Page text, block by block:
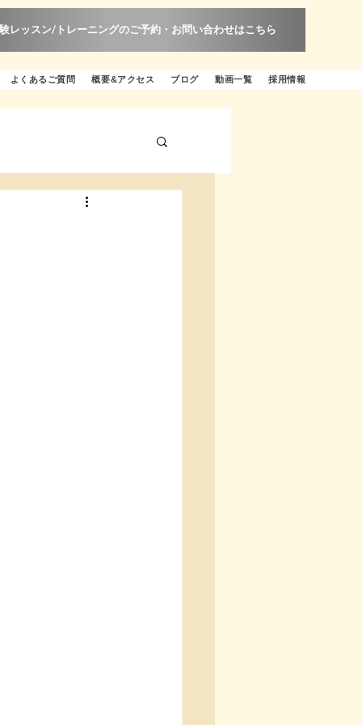
レッスン/トレーニングのご予約・お問い合わせはこちら
よくあるご質問 概要&アクセス ブログ 動画一覧 採用情報